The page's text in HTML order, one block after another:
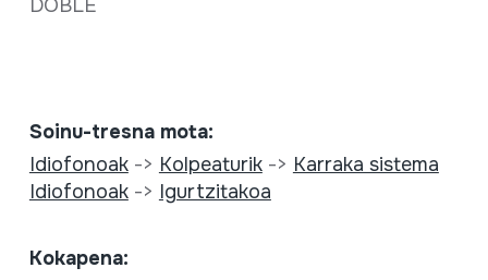
DOBLE
Soinu-tresna mota:
Idiofonoak-> Kolpeaturik-> Karraka sistema
Idiofonoak-> Igurtzitakoa
Kokapena: